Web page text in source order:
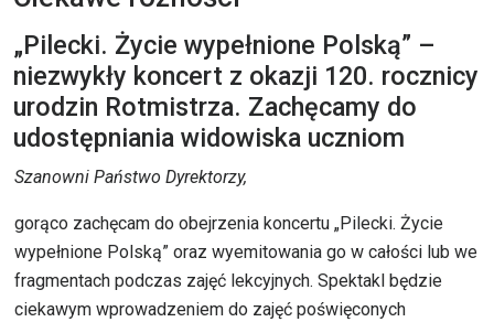
„Pilecki. Życie wypełnione Polską” –
niezwykły koncert z okazji 120. rocznicy
urodzin Rotmistrza. Zachęcamy do
udostępniania widowiska uczniom
Szanowni Państwo Dyrektorzy,
gorąco zachęcam do obejrzenia koncertu „Pilecki. Życie
wypełnione Polską” oraz wyemitowania go w całości lub we
fragmentach podczas zajęć lekcyjnych. Spektakl będzie
ciekawym wprowadzeniem do zajęć poświęconych